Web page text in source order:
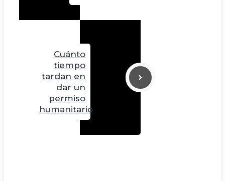
Cuánto
tiempo
tardan en
dar un
permiso
humanitario